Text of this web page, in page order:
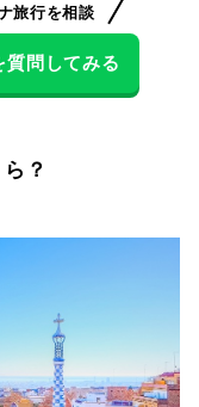
旅行を相談
質問してみる
？